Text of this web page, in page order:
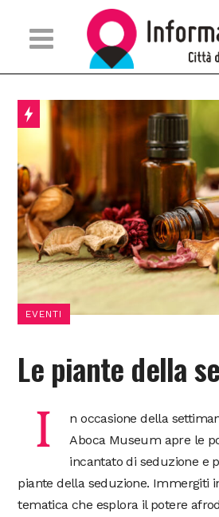
EVENTI
Le piante della
I
n occasione della
Aboca Museum apre le
incantato di seduzione e
piante della seduzione. Immergiti
tematica che esplora il potere